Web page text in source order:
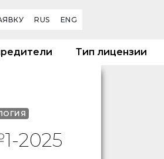
RUS ENG
Тип лицензии
2025